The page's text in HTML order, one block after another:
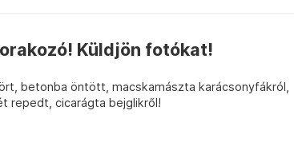
Küldjön fotókat!
betonba öntött, macskamászta karácsonyfákról,
repedt, cicarágta bejglikről!